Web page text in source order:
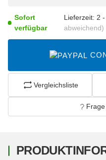
Sofort
verfügbar
Lieferzeit: 2
abweichend)
Vergleichsliste